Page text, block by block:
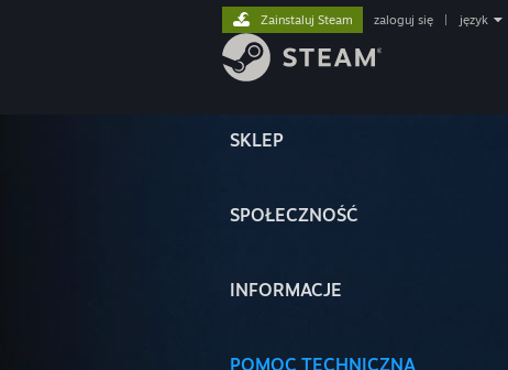
SKLEP
SPOŁECZNOŚĆ
INFORMACJE
POMOC TECHNICZNA
Zainstaluj Steam zaloguj się język